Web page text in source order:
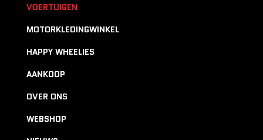
VOERTUIGEN
MOTORKLEDINGWINKEL
HAPPY WHEELIES
AANKOOP
OVER ONS
WEBSHOP